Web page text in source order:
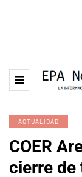
ACTUALIDAD
COER
cierre de